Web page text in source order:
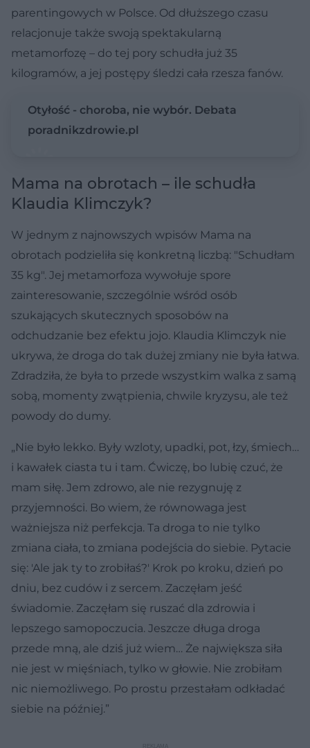
parentingowych w Polsce. Od dłuższego czasu
relacjonuje także swoją spektakularną
metamorfozę – do tej pory schudła już 35
kilogramów, a jej postępy śledzi cała rzesza fanów.
Otyłość - choroba, nie wybór. Debata
poradnikzdrowie.pl
Mama na obrotach – ile schudła
Klaudia Klimczyk?
W jednym z najnowszych wpisów Mama na
obrotach podzieliła się konkretną liczbą: "Schudłam
35 kg". Jej metamorfoza wywołuje spore
zainteresowanie, szczególnie wśród osób
szukających skutecznych sposobów na
odchudzanie bez efektu jojo. Klaudia Klimczyk nie
ukrywa, że droga do tak dużej zmiany nie była łatwa.
Zdradziła, że była to przede wszystkim walka z samą
sobą, momenty zwątpienia, chwile kryzysu, ale też
powody do dumy.
„Nie było lekko. Były wzloty, upadki, pot, łzy, śmiech…
i kawałek ciasta tu i tam. Ćwiczę, bo lubię czuć, że
mam siłę. Jem zdrowo, ale nie rezygnuję z
przyjemności. Bo wiem, że równowaga jest
ważniejsza niż perfekcja. Ta droga to nie tylko
zmiana ciała, to zmiana podejścia do siebie. Pytacie
się: 'Ale jak ty to zrobiłaś?' Krok po kroku, dzień po
dniu, bez cudów i z sercem. Zaczęłam jeść
świadomie. Zaczęłam się ruszać dla zdrowia i
lepszego samopoczucia. Jeszcze długa droga
przede mną, ale dziś już wiem… Że największa siła
nie jest w mięśniach, tylko w głowie. Nie zrobiłam
nic niemożliwego. Po prostu przestałam odkładać
siebie na później.”